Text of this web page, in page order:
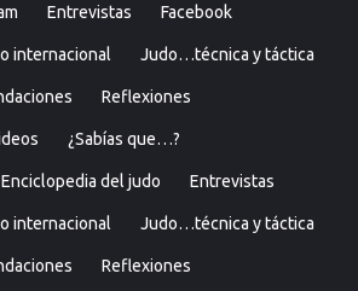
Entrevistas Facebook
internacional Judo…técnica y táctica
Reflexiones
¿Sabías que…?
Enciclopedia del judo Entrevistas
internacional Judo…técnica y táctica
Reflexiones